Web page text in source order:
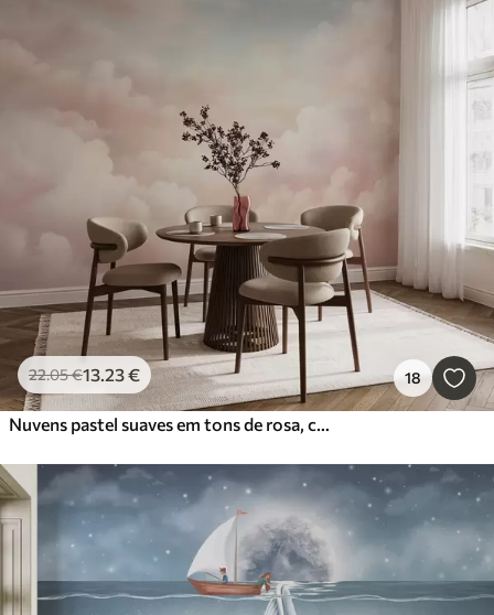
22.05€13.23€ 18
Nuvens pastel suaves em tons de rosa, creme e azul